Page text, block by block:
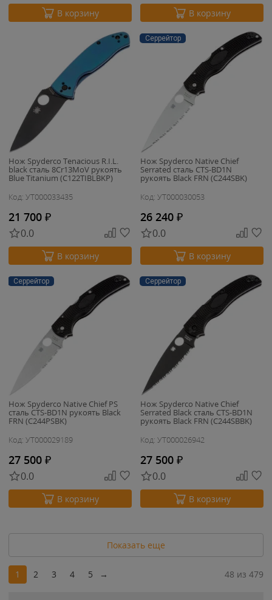
В корзину В корзину
Нож Spyderco Tenacious R.I.L.
black сталь 8Cr13MoV рукоять
Blue Titanium (C122TIBLBKP)
Код: УТ000033435
21 700 ₽
0.0
В корзину
Серрейтор
Нож Spyderco Native Chief
Serrated сталь CTS-BD1N
рукоять Black FRN (C244SBK)
Код: УТ000030053
26 240 ₽
0.0
В корзину
Серрейтор
Нож Spyderco Native Chief PS
сталь CTS-BD1N рукоять Black
FRN (C244PSBK)
Код: УТ000029189
27 500 ₽
0.0
В корзину
Серрейтор
Нож Spyderco Native Chief
Serrated Black сталь CTS-BD1N
рукоять Black FRN (C244SBBK)
Код: УТ000026942
27 500 ₽
0.0
В корзину
Показать еще
1 2 3 4 5 → 48 из 479